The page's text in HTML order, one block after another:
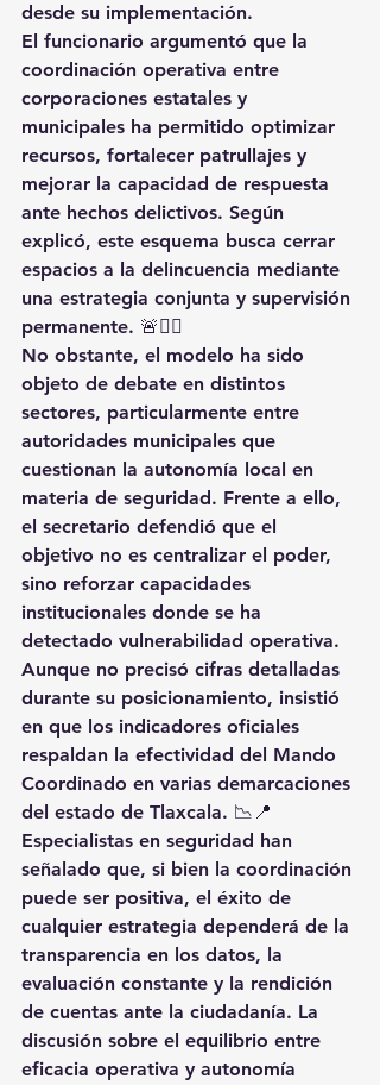
desde su implementación.
El funcionario argumentó que la
coordinación operativa entre
corporaciones estatales y
municipales ha permitido optimizar
recursos, fortalecer patrullajes y
mejorar la capacidad de respuesta
ante hechos delictivos. Según
explicó, este esquema busca cerrar
espacios a la delincuencia mediante
una estrategia conjunta y supervisión
permanente. 🚨👮‍♂️
No obstante, el modelo ha sido
objeto de debate en distintos
sectores, particularmente entre
autoridades municipales que
cuestionan la autonomía local en
materia de seguridad. Frente a ello,
el secretario defendió que el
objetivo no es centralizar el poder,
sino reforzar capacidades
institucionales donde se ha
detectado vulnerabilidad operativa.
Aunque no precisó cifras detalladas
durante su posicionamiento, insistió
en que los indicadores oficiales
respaldan la efectividad del Mando
Coordinado en varias demarcaciones
del estado de Tlaxcala. 📉📍
Especialistas en seguridad han
señalado que, si bien la coordinación
puede ser positiva, el éxito de
cualquier estrategia dependerá de la
transparencia en los datos, la
evaluación constante y la rendición
de cuentas ante la ciudadanía. La
discusión sobre el equilibrio entre
eficacia operativa y autonomía